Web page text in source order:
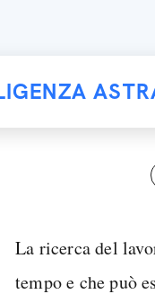
La ricerca del
tempo e che può